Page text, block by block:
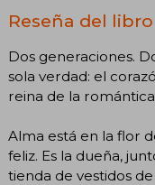
Reseña del
Dos generaciones.
sola verdad: el
reina de la
Alma está en la flor
feliz. Es la dueña,
tienda de vestidos